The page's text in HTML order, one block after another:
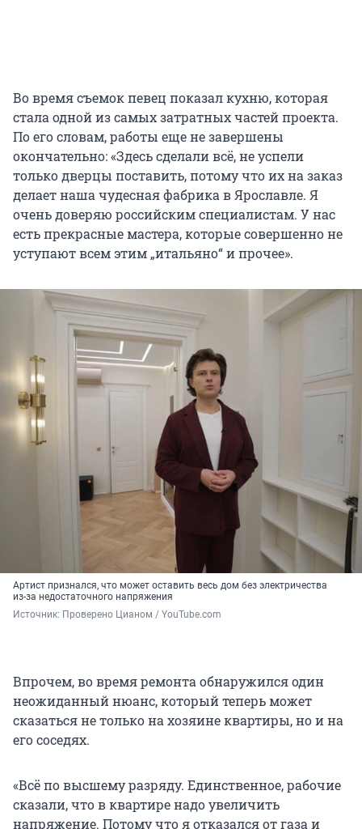
Во время съемок певец показал кухню, которая
стала одной из самых затратных частей проекта.
По его словам, работы еще не завершены
окончательно: «Здесь сделали всё, не успели
только дверцы поставить, потому что их на заказ
делает наша чудесная фабрика в Ярославле. Я
очень доверяю российским специалистам. У нас
есть прекрасные мастера, которые совершенно не
уступают всем этим „итальяно“ и прочее».
Артист признался, что может оставить весь дом без электричества
из-за недостаточного напряжения
Источник: Проверено Цианом / YouTube.com
Впрочем, во время ремонта обнаружился один
неожиданный нюанс, который теперь может
сказаться не только на хозяине квартиры, но и на
его соседях.
«Всё по высшему разряду. Единственное, рабочие
сказали, что в квартире надо увеличить
напряжение. Потому что я отказался от газа и